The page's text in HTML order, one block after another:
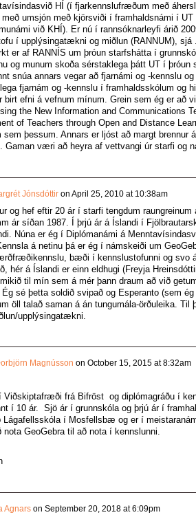
HÍ (í fjarkennslufræðum með
umsjón með kjörsviði í framhaldsnámi í UT
við KHÍ). Er nú í rannsóknarleyfi árið
í upplýsingatækni og miðlun (RANNUM), sjá
er af RANNÍS um þróun starfshátta í
og munum skoða sérstaklega þátt UT í þróun
snúa annars vegar að fjarnámi og -kennslu
fjarnám og -kennslu í framhaldsskólum og
birt efni á vefnum mínum. Grein sem ég er að
the New Information and Communications
of Teachers through Open and Distance
þessum. Annars er ljóst að margt brennur
Gaman væri að heyra af vettvangi úr starfi og
Jónsdóttiron April 25, 2010 at 10:38am
og hef eftir 20 ár í starfi tengdum
ár síðan 1987. Í þrjú ár á Íslandi í
Núna er ég í Diplómanámi á
á netinu þá er ég í námskeiði um
bæði í kennslustofunni og svo á
hér á Íslandi er einn eldhugi (Freyja
til mín sem á mér þann draum að við
sé þetta soldið svipað og Esperanto (sem
öll talað saman á án tungumála-örðuleika. Til
upplýsingatækni.
Magnússon on October 15, 2015 at 8:32am
Viðskiptafræði frá Bifröst og diplómagráðu í
í 10 ár. Sjö ár í grunnskóla og þrjú ár í
í Mosfellsbæ og er í
GeoGebra til að nota í kennslunni.
Agnarson September 20, 2018 at 6:09pm